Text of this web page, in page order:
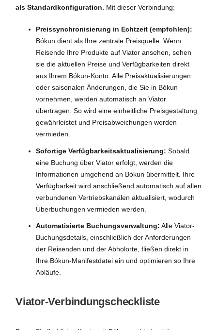
als Standardkonfiguration. Mit dieser Verbindung:
Preissynchronisierung in Echtzeit (empfohlen):
Bókun dient als Ihre zentrale Preisquelle. Wenn
Reisende Ihre Produkte auf Viator ansehen, sehen
sie die aktuellen Preise und Verfügbarkeiten direkt
aus Ihrem Bókun-Konto. Alle Preisaktualisierungen
oder saisonalen Änderungen, die Sie in Bókun
vornehmen, werden automatisch an Viator
übertragen. So wird eine einheitliche Preisgestaltung
gewährleistet und Preisabweichungen werden
vermieden.
Sofortige Verfügbarkeitsaktualisierung: Sobald
eine Buchung über Viator erfolgt, werden die
Informationen umgehend an Bókun übermittelt. Ihre
Verfügbarkeit wird anschließend automatisch auf allen
verbundenen Vertriebskanälen aktualisiert, wodurch
Überbuchungen vermieden werden.
Automatisierte Buchungsverwaltung: Alle Viator-
Buchungsdetails, einschließlich der Anforderungen
der Reisenden und der Abholorte, fließen direkt in
Ihre Bókun-Manifestdatei ein und optimieren so Ihre
Abläufe.
Viator-Verbindungscheckliste